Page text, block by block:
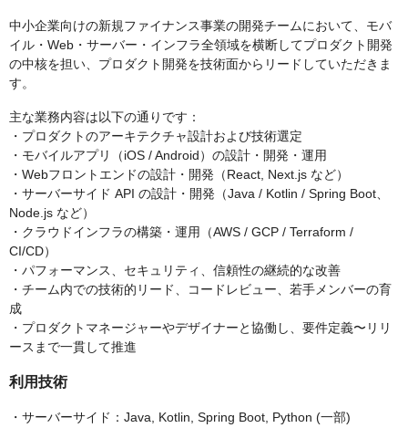
中小企業向けの新規ファイナンス事業の開発チームにおいて、モバ
イル・Web・サーバー・インフラ全領域を横断してプロダクト開発
の中核を担い、プロダクト開発を技術面からリードしていただきま
す。
主な業務内容は以下の通りです：
・プロダクトのアーキテクチャ設計および技術選定
・モバイルアプリ（iOS / Android）の設計・開発・運用
・Webフロントエンドの設計・開発（React, Next.js など）
・サーバーサイド API の設計・開発（Java / Kotlin / Spring Boot、
Node.js など）
・クラウドインフラの構築・運用（AWS / GCP / Terraform /
CI/CD）
・パフォーマンス、セキュリティ、信頼性の継続的な改善
・チーム内での技術的リード、コードレビュー、若手メンバーの育
成
・プロダクトマネージャーやデザイナーと協働し、要件定義〜リリ
ースまで一貫して推進
利用技術
・サーバーサイド：Java, Kotlin, Spring Boot, Python (一部)